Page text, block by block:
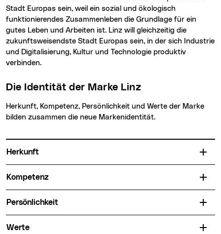
Stadt Europas sein, weil ein sozial und ökologisch
funktionierendes Zusammenleben die Grundlage für ein
gutes Leben und Arbeiten ist. Linz will gleichzeitig die
zukunftsweisendste Stadt Europas sein, in der sich Industrie
und Digitalisierung, Kultur und Technologie produktiv
verbinden.
Die Identität der Marke Linz
Herkunft, Kompetenz, Persönlichkeit und Werte der Marke
bilden zusammen die neue Markenidentität.
Herkunft
Kompetenz
Persönlichkeit
Werte